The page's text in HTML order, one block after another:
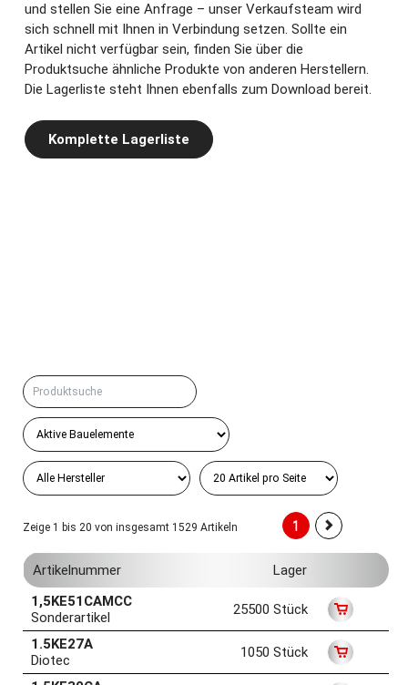
und stellen Sie eine Anfrage – unser Verkaufsteam wird
sich schnell mit Ihnen in Verbindung setzen. Sollte ein
Artikel nicht verfügbar sein, finden Sie über die
Produktsuche ähnliche Produkte von anderen Herstellern.
Die Lagerliste steht Ihnen ebenfalls zum Download bereit.
Komplette Lagerliste
Zeige 1 bis 20 von insgesamt 1529 Artikeln 1
Artikelnummer
Lager
1,5KE51CAMCC
Sonderartikel
25500 Stück
1.5KE27A
Diotec
1050 Stück